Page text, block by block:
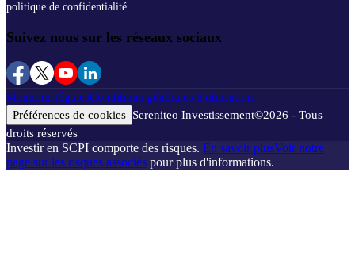
politique de confidentialité.
Suivez nous sur les réseaux sociaux
Mentions légalesConditions générales d'utilisation
Préférences de cookies Sereniteo Investissement©2026 - Tous
droits réservés
Investir en SCPI comporte des risques. En savoir plusVoir notre
page sur les risques associés pour plus d'informations.